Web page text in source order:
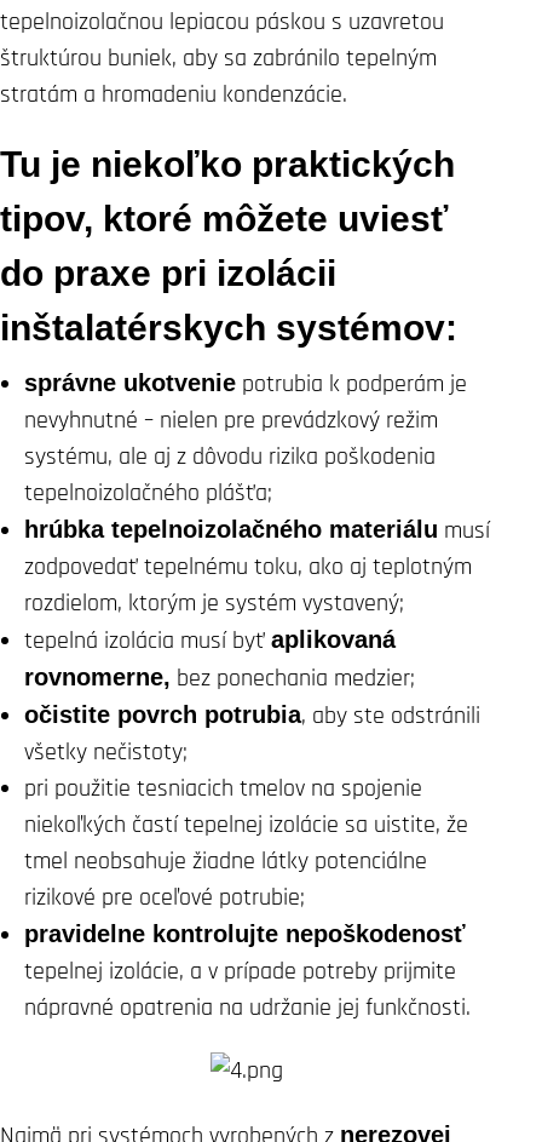
tepelnoizolačnou lepiacou páskou s uzavretou
štruktúrou buniek, aby sa zabránilo tepelným
stratám a hromadeniu kondenzácie.
Tu je niekoľko praktických
tipov, ktoré môžete uviesť
do praxe pri izolácii
inštalatérskych systémov:
správne ukotvenie potrubia k podperám je
nevyhnutné – nielen pre prevádzkový režim
systému, ale aj z dôvodu rizika poškodenia
tepelnoizolačného plášťa;
hrúbka tepelnoizolačného materiálu musí
zodpovedať tepelnému toku, ako aj teplotným
rozdielom, ktorým je systém vystavený;
tepelná izolácia musí byť aplikovaná
rovnomerne, bez ponechania medzier;
očistite povrch potrubia, aby ste odstránili
všetky nečistoty;
pri použitie tesniacich tmelov na spojenie
niekoľkých častí tepelnej izolácie sa uistite, že
tmel neobsahuje žiadne látky potenciálne
rizikové pre oceľové potrubie;
pravidelne kontrolujte nepoškodenosť
tepelnej izolácie, a v prípade potreby prijmite
nápravné opatrenia na udržanie jej funkčnosti.
Najmä pri systémoch vyrobených z nerezovej